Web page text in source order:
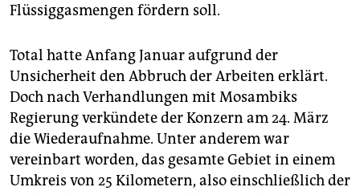
Flüssiggasmengen fördern soll.
Total hatte Anfang Januar aufgrund der
Unsicherheit den Abbruch der Arbeiten erklärt.
Doch nach Verhandlungen mit Mosambiks
Regierung verkündete der Konzern am 24. März
die Wiederaufnahme. Unter anderem war
vereinbart worden, das gesamte Gebiet in einem
Umkreis von 25 Kilometern, also einschließlich der